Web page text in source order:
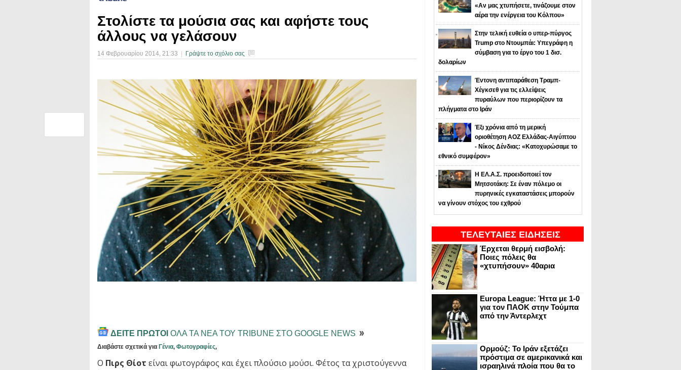
«Αν μας χτυπήσετε, τινάζουμε στον
αέρα την ενέργεια του Κόλπου»
Στην τελική ευθεία ο υπερ-πύργος
Trump στο Ντουμπάι: Υπεγράφη η
σύμβαση για το έργο του 1 δισ.
δολαρίων
Έντονη αντιπαράθεση Τραμπ-
Χέγκσεθ για τις ελλείψεις
πυραύλων που περιορίζουν τα
πλήγματα στο Ιράν
Έξι χρόνια από τη μερική
οριοθέτηση ΑΟΖ Ελλάδας-Αιγύπτου
- Νίκος Δένδιας: «Κατοχυρώσαμε το
εθνικό συμφέρον»
Η ΕΛ.Α.Σ. προειδοποιεί τον
Μητσοτάκη: Σε έναν πόλεμο οι
πυρηνικές εγκαταστάσεις μπορούν
να γίνουν στόχος του εχθρού
ΤΕΛΕΥΤΑΙΕΣ ΕΙΔΗΣΕΙΣ
Έρχεται θερμή εισβολή:
Ποιες πόλεις θα
«χτυπήσουν» 40αρια
Europa League: Ήττα με 1-0
για τον ΠΑΟΚ στην Τούμπα
από την Άντερλεχτ
Ορμούζ: Το Ιράν εξετάζει
πρόστιμα σε αμερικανικά και
ισραηλινά πλοία που θα το
Στολίστε τα μούσια σας και αφήστε τους
άλλους να γελάσουν
14 Φεβρουαρίου 2014, 21:33 Γράψτε το σχόλιο σας
ΔΕΙΤΕ ΠΡΩΤΟΙ ΟΛΑ ΤΑ ΝΕΑ ΤΟΥ TRIBUNE ΣΤΟ GOOGLE NEWS
Διαβάστε σχετικά για Γένια, Φωτογραφίες,
Ο Πιρς Θίοτ είναι φωτογράφος και έχει πλούσιο μούσι. Φέτος τα χριστούγεννα